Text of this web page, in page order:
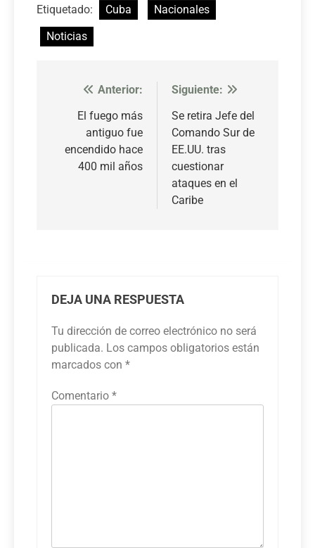
Etiquetado: Cuba
Nacionales
Noticias
Navegación
entradas
Anterior:
El fuego más
antiguo fue
encendido hace
400 mil años
Siguiente:
Se retira Jefe del
Comando Sur de
EE.UU. tras
cuestionar
ataques en el
Caribe
DEJA UNA RESPUESTA
Tu dirección de correo electrónico no será
publicada. Los campos obligatorios están
marcados con *
Comentario *